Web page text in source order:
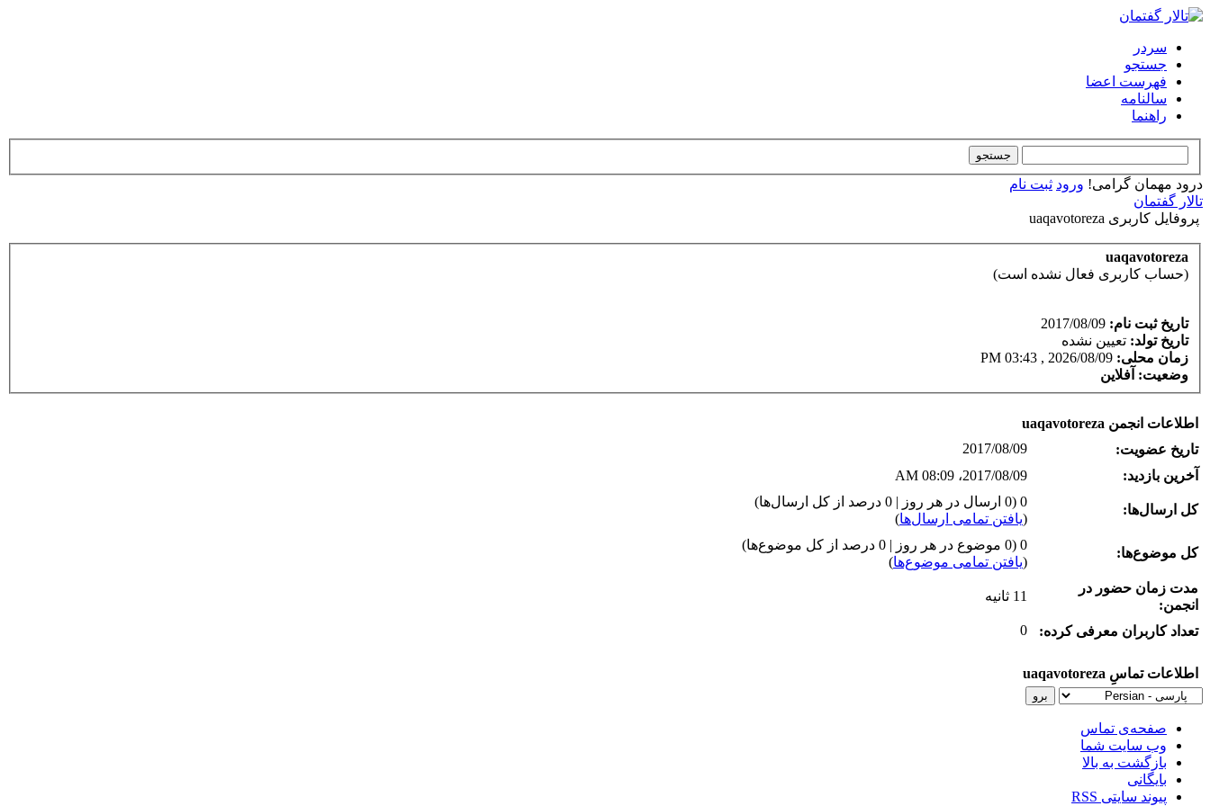
سردر
جستجو
فهرست اعضا
سالنامه
راهنما
درود مهمان گرامی! ورود ثبت نام
تالار گفتمان
پروفایل کاربری uaqavotoreza
uaqavotoreza
(حساب کاربری فعال نشده است)
تاریخ ثبت نام: 2017/08/09
تاریخ تولد: تعیین نشده
زمان محلی: 2026/08/09 , 03:43 PM
وضعیت: آفلاین
اطلاعات انجمن uaqavotoreza
تاریخ عضویت:
2017/08/09
آخرین بازدید:
2017/08/09، 08:09 AM
کل ارسال‌ها:
0 (0 ارسال در هر روز | 0 درصد از کل ارسال‌ها)
(یافتن تمامی ارسال‌ها)
کل موضوع‌ها:
0 (0 موضوع در هر روز | 0 درصد از کل موضوع‌ها)
(یافتن تمامی موضوع‌ها)
مدت زمان حضور در
انجمن:
11 ثانیه
تعداد کاربران معرفی کرده: 0
اطلاعات تماسِ uaqavotoreza
صفحه‌ی تماس
وب سایت شما
بازگشت به بالا
بایگانی
پیوند سایتی RSS